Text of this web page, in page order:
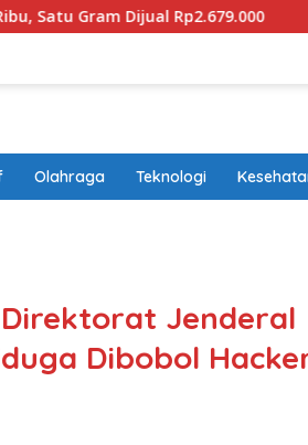
Rp2.679.000 Fast
Olahraga Teknologi
Direktorat Jenderal
Dibobol